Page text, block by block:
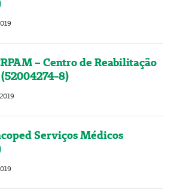
– Centro de Reabilitação
8)
Serviços Médicos